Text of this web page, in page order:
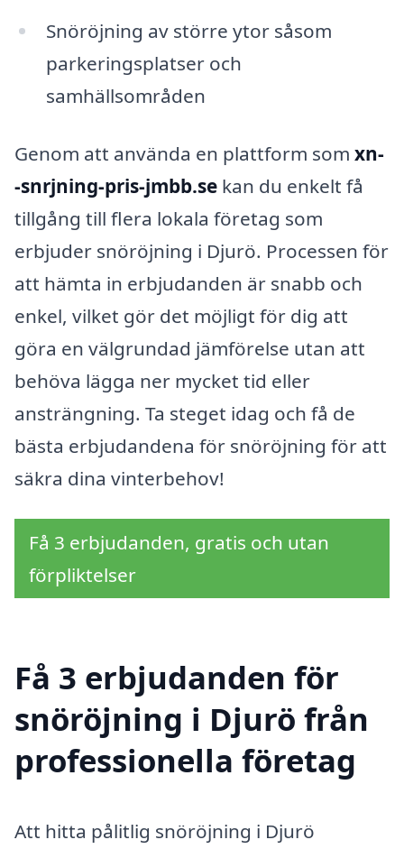
Snöröjning av större ytor såsom
parkeringsplatser och
samhällsområden
Genom att använda en plattform som xn-
-snrjning-pris-jmbb.se kan du enkelt få
tillgång till flera lokala företag som
erbjuder snöröjning i Djurö. Processen för
att hämta in erbjudanden är snabb och
enkel, vilket gör det möjligt för dig att
göra en välgrundad jämförelse utan att
behöva lägga ner mycket tid eller
ansträngning. Ta steget idag och få de
bästa erbjudandena för snöröjning för att
säkra dina vinterbehov!
Få 3 erbjudanden, gratis och utan
förpliktelser
Få 3 erbjudanden för
snöröjning i Djurö från
professionella företag
Att hitta pålitlig snöröjning i Djurö